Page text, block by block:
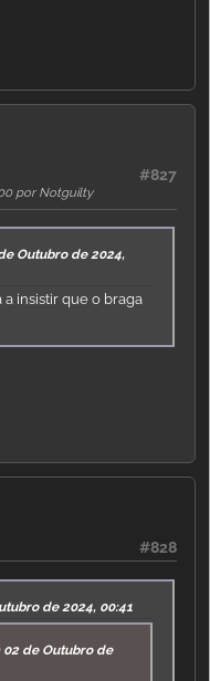
#827
por Notguilty
Outubro de 2024,
insistir que o braga
#828
de 2024, 00:41
de Outubro de